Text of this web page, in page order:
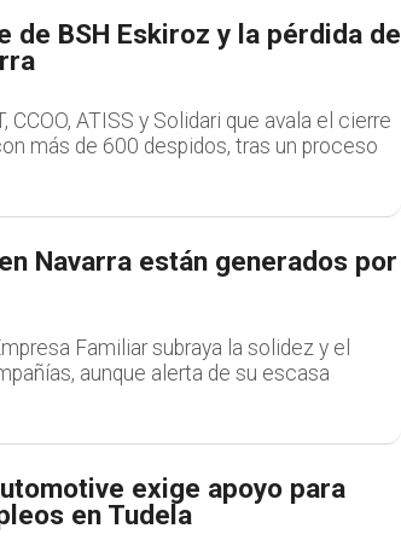
de BSH Eskiroz y la pérdida de
CCOO, ATISS y Solidari que avala el cierre
más de 600 despidos, tras un proceso
Navarra están generados por
Familiar subraya la solidez y el
aunque alerta de su escasa
exige apoyo para
en Tudela